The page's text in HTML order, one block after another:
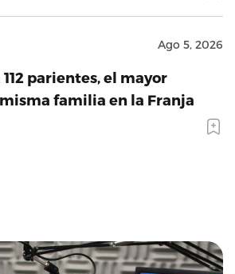
Ago 5, 2026
parientes, el mayor
familia en la Franja